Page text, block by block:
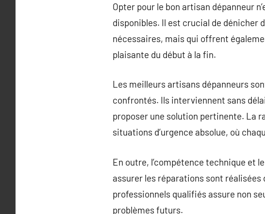
Opter pour le bon artisan dépanneur
disponibles. Il est crucial de dénicher
nécessaires, mais qui offrent
plaisante du début à la fin.
Les meilleurs artisans dépanneurs
confrontés. Ils interviennent sans
proposer une solution pertinente. La
situations d’urgence absolue, où
En outre, l’compétence technique et
assurer les réparations sont
professionnels qualifiés assure non
problèmes futurs.